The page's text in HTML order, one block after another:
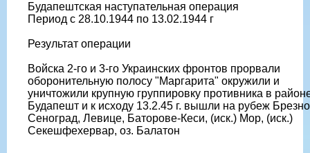
Будапештская наступательная операция
Период с 28.10.1944 по 13.02.1944 г
Результат операции
Войска 2-го и 3-го Украинских фронтов прорвали
оборонительную полосу "Маргарита" окружили и
уничтожили крупную группировку противника в
Будапешт и к исходу 13.2.45 г. вышли на рубеж
Сеноград, Левице, Баторове-Кеси, (иск.) Мор, (иск.)
Секешфехервар, оз. Балатон